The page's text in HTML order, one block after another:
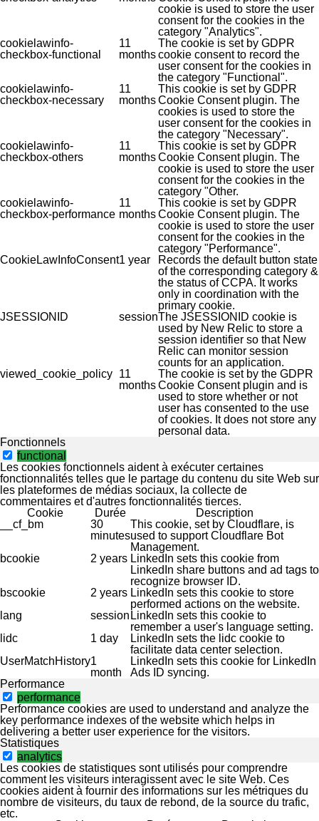
cookie is used to store the user
consent for the cookies in the
category "Analytics".
cookielawinfo-
checkbox-functional
11
months
The cookie is set by GDPR
cookie consent to record the
user consent for the cookies in
the category "Functional".
cookielawinfo-
checkbox-necessary
11
months
This cookie is set by GDPR
Cookie Consent plugin. The
cookies is used to store the
user consent for the cookies in
the category "Necessary".
cookielawinfo-
checkbox-others
11
months
This cookie is set by GDPR
Cookie Consent plugin. The
cookie is used to store the user
consent for the cookies in the
category "Other.
cookielawinfo-
checkbox-performance
11
months
This cookie is set by GDPR
Cookie Consent plugin. The
cookie is used to store the user
consent for the cookies in the
category "Performance".
CookieLawInfoConsent1 year
Records the default button state
of the corresponding category &
the status of CCPA. It works
only in coordination with the
primary cookie.
JSESSIONID
sessionThe JSESSIONID cookie is
used by New Relic to store a
session identifier so that New
Relic can monitor session
counts for an application.
viewed_cookie_policy 11
months
The cookie is set by the GDPR
Cookie Consent plugin and is
used to store whether or not
user has consented to the use
of cookies. It does not store any
personal data.
Fonctionnels
functional
Les cookies fonctionnels aident à exécuter certaines
fonctionnalités telles que le partage du contenu du site Web sur
les plateformes de médias sociaux, la collecte de
commentaires et d'autres fonctionnalités tierces.
Cookie
Durée
Description
__cf_bm
30
minutes
This cookie, set by Cloudflare, is
used to support Cloudflare Bot
Management.
bcookie
2 years LinkedIn sets this cookie from
LinkedIn share buttons and ad tags to
recognize browser ID.
bscookie
2 years LinkedIn sets this cookie to store
performed actions on the website.
lang
session LinkedIn sets this cookie to
remember a user's language setting.
lidc
1 day
LinkedIn sets the lidc cookie to
facilitate data center selection.
UserMatchHistory1
month
LinkedIn sets this cookie for LinkedIn
Ads ID syncing.
Performance
performance
Performance cookies are used to understand and analyze the
key performance indexes of the website which helps in
delivering a better user experience for the visitors.
Statistiques
analytics
Les cookies de statistiques sont utilisés pour comprendre
comment les visiteurs interagissent avec le site Web. Ces
cookies aident à fournir des informations sur les métriques du
nombre de visiteurs, du taux de rebond, de la source du trafic,
etc.